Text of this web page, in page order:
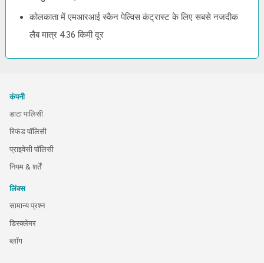
कोलकाता में एमआरआई स्कैन पेल्विस कंट्रास्ट के लिए सबसे नजदीक
लैब मात्र 4.36 किमी दूर
कंपनी
डाटा पालिसी
रिफंड पॉलिसी
प्राइवेसी पॉलिसी
नियम & शर्तें
लिंक्स
सामान्य प्रश्न
डिस्क्लेमर
ब्लॉग